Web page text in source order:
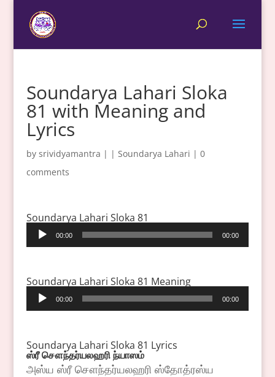
Soundarya Lahari Sloka
81 with Meaning and
Lyrics
by srividyamantra | | Soundarya Lahari | 0
comments
Soundarya Lahari Sloka 81
Audio
Player
00:00 00:00
Soundarya Lahari Sloka 81 Meaning
Audio
Player
00:00 00:00
Soundarya Lahari Sloka 81 Lyrics
ஸ்ரீ சௌந்தர்யலஹரி ந்யாஸம்
அஸ்ய ஸ்ரீ சௌந்தர்யலஹரி ஸ்தோத்ரஸ்ய